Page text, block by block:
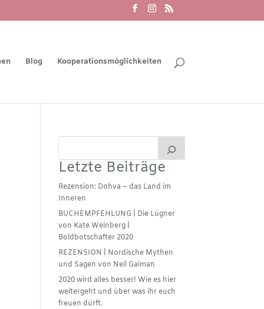
Blog Kooperationsmöglichkeiten
Letzte Beiträge
Rezension: Dohva – das Land im
Inneren
BUCHEMPFEHLUNG | Die Lügner
von Kate Weinberg |
Boldbotschafter 2020
REZENSION | Nordische Mythen
und Sagen von Neil Gaiman
2020 wird alles besser! Wie es hier
weitergeht und über was ihr euch
freuen dürft.